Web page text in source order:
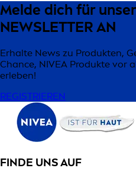
Melde dich für
NEWSLETTER AN
Erhalte News zu Produkten,
Chance, NIVEA Produkte vor
erleben!
REGISTRIEREN
FINDE UNS AUF